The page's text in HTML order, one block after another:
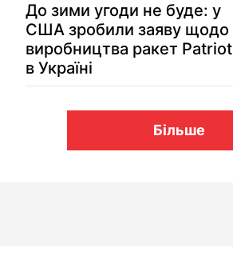
До зими угоди не буде: у
США зробили заяву щодо
виробництва ракет Patriot
в Україні
Більше